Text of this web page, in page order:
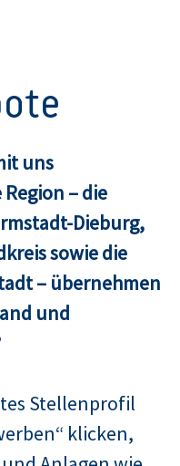
uns
– die
Dieburg,
sowie die
– übernehmen
und
Stellenprofil
klicken,